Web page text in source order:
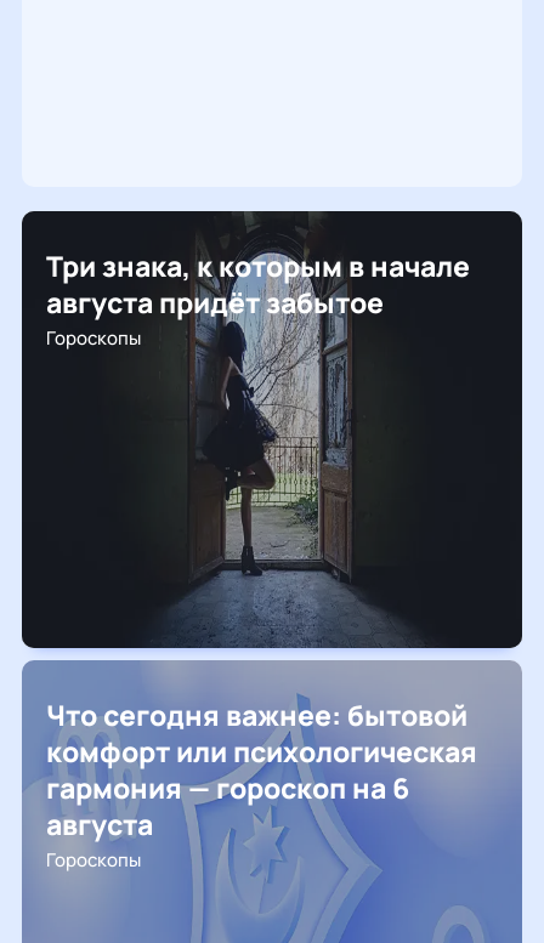
Три знака, к которым в начале
августа придёт забытое
Гороскопы
Что сегодня важнее: бытовой
комфорт или психологическая
гармония — гороскоп на 6
августа
Гороскопы